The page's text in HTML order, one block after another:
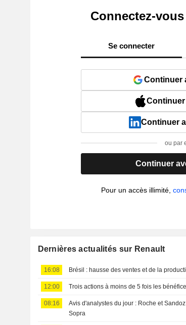
Connectez-
Se connecter
Continuer
Continuer
ou par
Continuer
Pour un accès illimité,
Dernières actualités sur Renault
16:08 Brésil : hausse des ventes et de la
12:00 Trois actions à moins de 5 fois les
08:16
Avis d'analystes du jour : Roche et
Sopra